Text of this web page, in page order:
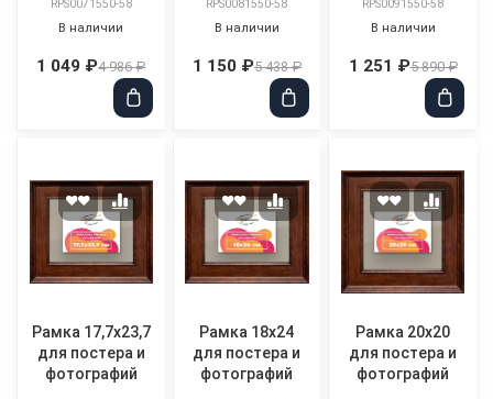
RPS0071550-58
В наличии
1 049 ₽4 986 ₽
RPS0081550-58
В наличии
1 150 ₽5 438 ₽
RPS0091550-58
В наличии
1 251 ₽5 890 ₽
Рамка 17,7x23,7
для постера и
фотографий
Рамка 18x24
для постера и
фотографий
Рамка 20x20
для постера и
фотографий